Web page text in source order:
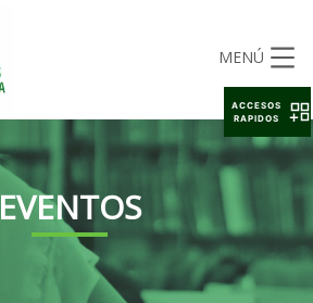
MENÚ
EVENTOS
ACCESOS
RAPIDOS